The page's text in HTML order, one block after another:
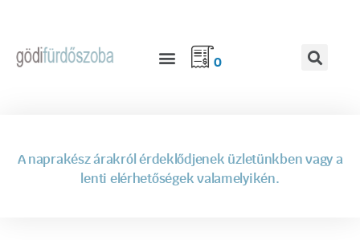
0
A naprakész árakról érdeklődjenek üzletünkben vagy a
lenti elérhetőségek valamelyikén.